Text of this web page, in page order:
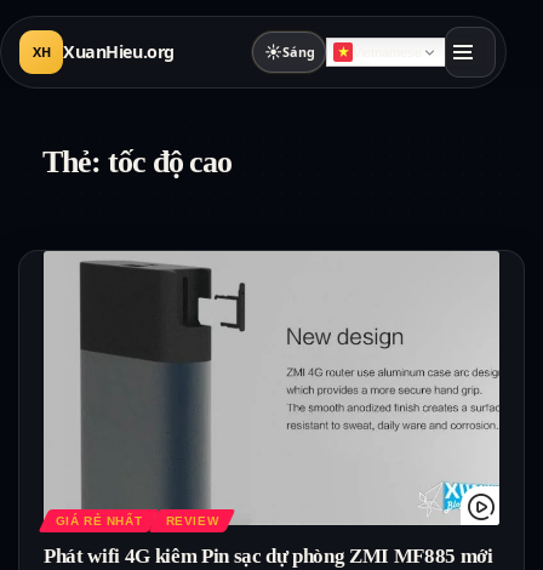
XH XuanHieu.org ☀Sáng
Thẻ: tốc độ cao
GIÁ RẺ NHẤT REVIEW
Phát wifi 4G kiêm Pin sạc dự phòng ZMI MF885 mới